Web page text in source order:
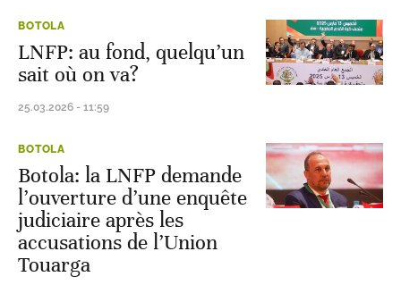
BOTOLA
LNFP: au fond, quelqu’un
sait où on va?
25.03.2026 - 11:59
BOTOLA
Botola: la LNFP demande
l’ouverture d’une enquête
judiciaire après les
accusations de l’Union
Touarga